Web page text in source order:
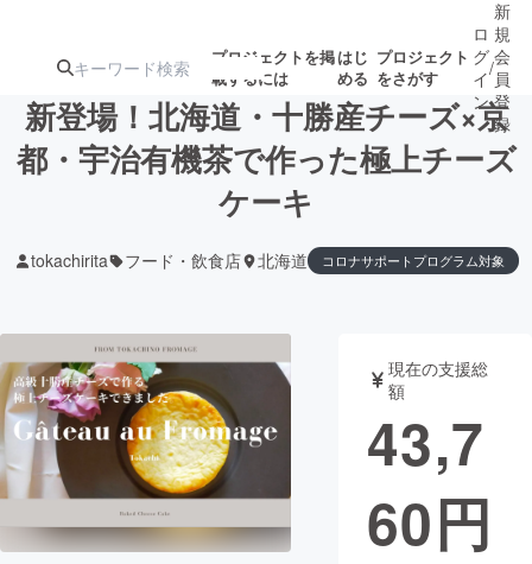
プロジェクトを掲
載するには
はじ
める
プロジェクト
をさがす
注目の新着プロ募集終了が近いプ
テクノロジー・ガジェット ゲーム・サ
映像・映画 書籍・雑誌
ビジネス・起業 チャレンジ
ロ
グ
イ
ン
/
新
規
会
員
登
録
新登場！北海道・十勝産チーズ×京
都・宇治有機茶で作った極上チーズ
ケーキ
tokachirita フード・飲食店 北海道 コロナサポートプログラム対象
現在の支援総
額
43,7
60円